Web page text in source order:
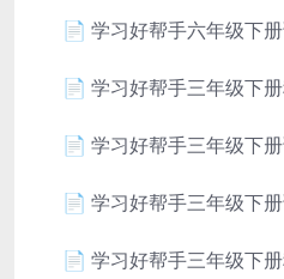
📄 学习好帮手六年级下
📄 学习好帮手三年级下
📄 学习好帮手三年级下
📄 学习好帮手三年级下
📄 学习好帮手三年级下